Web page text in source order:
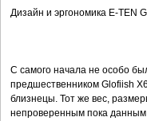
Дизайн и эргономика E-TEN
С самого начала не особо
предшественником Glofiish
близнецы. Тот же вес,
непроверенным пока данным